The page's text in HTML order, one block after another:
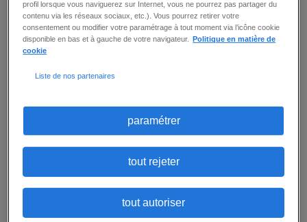
À JBM Médical, on ne fait pas que placer des
Rejoins-nous et fais partie de la grande famille
dans le secteur médical.
à propos de notre client
Nous recherchons pour le compte de notre
client, un Médecin Généraliste (F/H), pour un
poste en CDI à temps plein. Située dans l'Yonne
profil lorsque vous naviguerez sur Internet, vous ne pourrez pas partager du
contenu via les réseaux sociaux, etc.). Vous pourrez retirer votre
consentement ou modifier votre paramétrage à tout moment via l’icône cookie
disponible en bas et à gauche de votre navigateur.
Politique en matière de
cookie
Liste de nos partenaires
paramétrer
tout rejeter
tout autoriser